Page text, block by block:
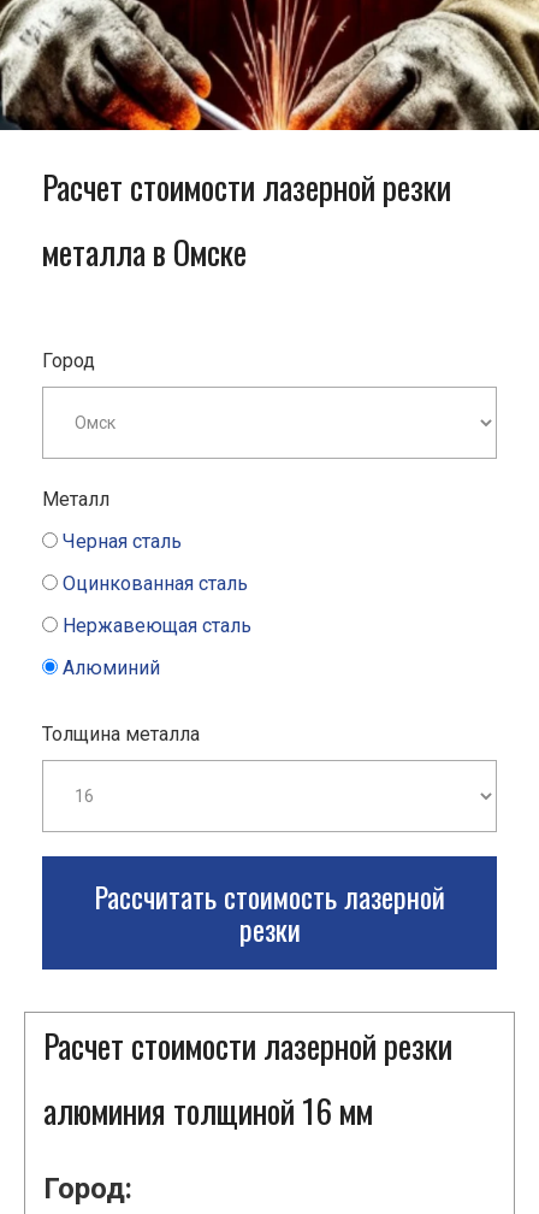
Расчет стоимости лазерной резки
металла в Омске
Город
Металл
Черная сталь
Оцинкованная сталь
Нержавеющая сталь
Алюминий
Толщина металла
Рассчитать стоимость лазерной
резки
Расчет стоимости лазерной резки
алюминия толщиной 16 мм
Город: